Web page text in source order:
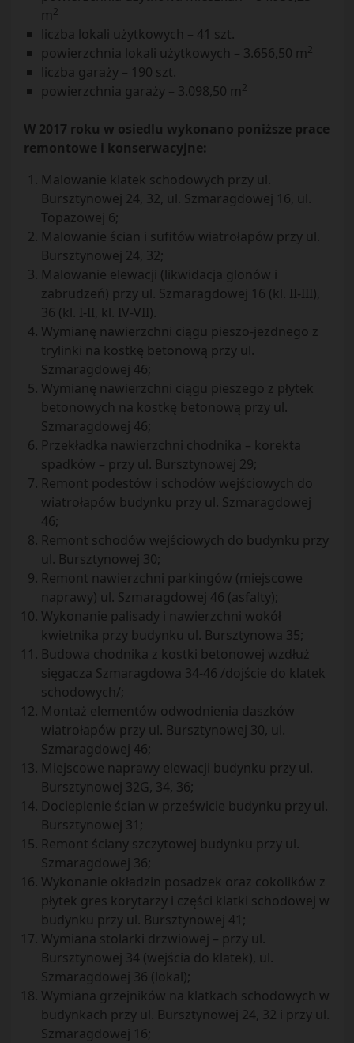
m2
liczba lokali użytkowych – 41 szt.
powierzchnia lokali użytkowych – 3.656,50 m2
liczba garaży – 190 szt.
powierzchnia garaży – 3.098,50 m2
W 2017 roku w osiedlu wykonano poniższe prace
remontowe i konserwacyjne:
Malowanie klatek schodowych przy ul.
Bursztynowej 24, 32, ul. Szmaragdowej 16, ul.
Topazowej 6;
Malowanie ścian i sufitów wiatrołapów przy ul.
Bursztynowej 24, 32;
Malowanie elewacji (likwidacja glonów i
zabrudzeń) przy ul. Szmaragdowej 16 (kl. II-III),
36 (kl. I-II, kl. IV-VII).
Wymianę nawierzchni ciągu pieszo-jezdnego z
trylinki na kostkę betonową przy ul.
Szmaragdowej 46;
Wymianę nawierzchni ciągu pieszego z płytek
betonowych na kostkę betonową przy ul.
Szmaragdowej 46;
Przekładka nawierzchni chodnika – korekta
spadków – przy ul. Bursztynowej 29;
Remont podestów i schodów wejściowych do
wiatrołapów budynku przy ul. Szmaragdowej
46;
Remont schodów wejściowych do budynku przy
ul. Bursztynowej 30;
Remont nawierzchni parkingów (miejscowe
naprawy) ul. Szmaragdowej 46 (asfalty);
Wykonanie palisady i nawierzchni wokół
kwietnika przy budynku ul. Bursztynowa 35;
Budowa chodnika z kostki betonowej wzdłuż
sięgacza Szmaragdowa 34-46 /dojście do klatek
schodowych/;
Montaż elementów odwodnienia daszków
wiatrołapów przy ul. Bursztynowej 30, ul.
Szmaragdowej 46;
Miejscowe naprawy elewacji budynku przy ul.
Bursztynowej 32G, 34, 36;
Docieplenie ścian w prześwicie budynku przy ul.
Bursztynowej 31;
Remont ściany szczytowej budynku przy ul.
Szmaragdowej 36;
Wykonanie okładzin posadzek oraz cokolików z
płytek gres korytarzy i części klatki schodowej w
budynku przy ul. Bursztynowej 41;
Wymiana stolarki drzwiowej – przy ul.
Bursztynowej 34 (wejścia do klatek), ul.
Szmaragdowej 36 (lokal);
Wymiana grzejników na klatkach schodowych w
budynkach przy ul. Bursztynowej 24, 32 i przy ul.
Szmaragdowej 16;